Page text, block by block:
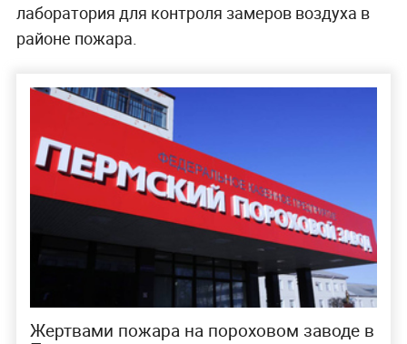
лаборатория для контроля замеров воздуха в
районе пожара.
Жертвами пожара на пороховом заводе в